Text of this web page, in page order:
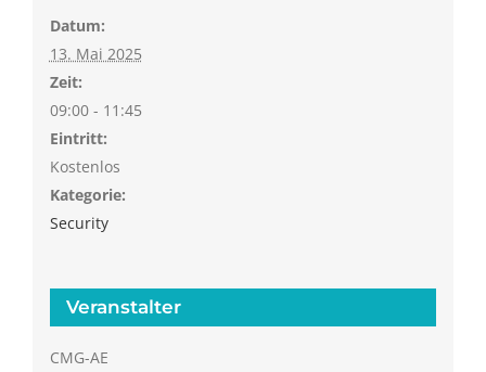
Datum:
13. Mai 2025
Zeit:
09:00 - 11:45
Eintritt:
Kostenlos
Kategorie:
Security
Veranstalter
CMG-AE